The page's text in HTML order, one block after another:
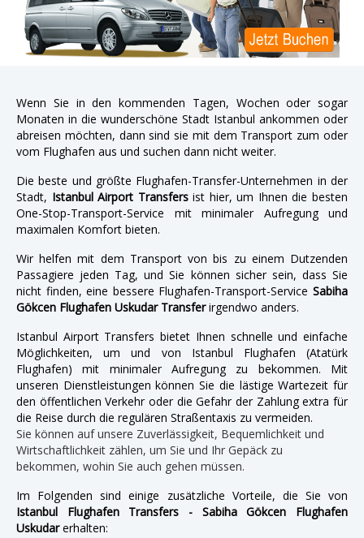
Wenn Sie in den kommenden Tagen, Wochen oder sogar
Monaten in die wunderschöne Stadt Istanbul ankommen oder
abreisen möchten, dann sind sie mit dem Transport zum oder
vom Flughafen aus und suchen dann nicht weiter.
Die beste und größte Flughafen-Transfer-Unternehmen in der
Stadt, Istanbul Airport Transfersist hier, um Ihnen die besten
One-Stop-Transport-Service mit minimaler Aufregung und
maximalen Komfort bieten.
Wir helfen mit dem Transport von bis zu einem Dutzenden
Passagiere jeden Tag, und Sie können sicher sein, dass Sie
nicht finden, eine bessere Flughafen-Transport-Service Sabiha
Gökcen Flughafen Uskudar Transferirgendwo anders.
Istanbul Airport Transfers bietet Ihnen schnelle und einfache
Möglichkeiten, um und von Istanbul Flughafen (Atatürk
Flughafen) mit minimaler Aufregung zu bekommen. Mit
unseren Dienstleistungen können Sie die lästige Wartezeit für
den öffentlichen Verkehr oder die Gefahr der Zahlung extra für
die Reise durch die regulären Straßentaxis zu vermeiden.
Sie können auf unsere Zuverlässigkeit, Bequemlichkeit und
Wirtschaftlichkeit zählen, um Sie und Ihr Gepäck zu
bekommen, wohin Sie auch gehen müssen.
Im Folgenden sind einige zusätzliche Vorteile, die Sie von
Istanbul Flughafen Transfers - Sabiha Gökcen Flughafen
Uskudarerhalten: